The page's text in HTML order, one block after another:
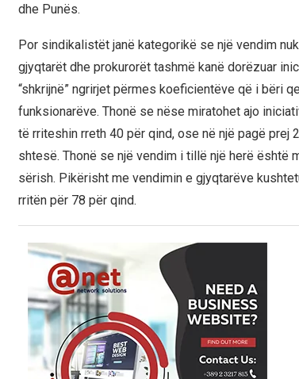
dhe Punës.
Por sindikalistët janë kategorikë se një vendim
gjyqtarët dhe prokurorët tashmë kanë dorëzuar
“shkrijnë” ngrirjet përmes koeficientëve që i bëri
funksionarëve. Thonë se nëse miratohet ajo
të rriteshin rreth 40 për qind, ose në një pagë prej
shtesë. Thonë se një vendim i tillë një herë është
sërish. Pikërisht me vendimin e gjyqtarëve
rritën për 78 për qind.